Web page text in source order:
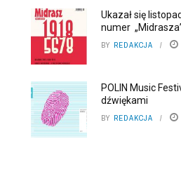
Ukazał się
numer
BY REDAKCJA
POLIN Music
dźwiękami
BY REDAKCJA